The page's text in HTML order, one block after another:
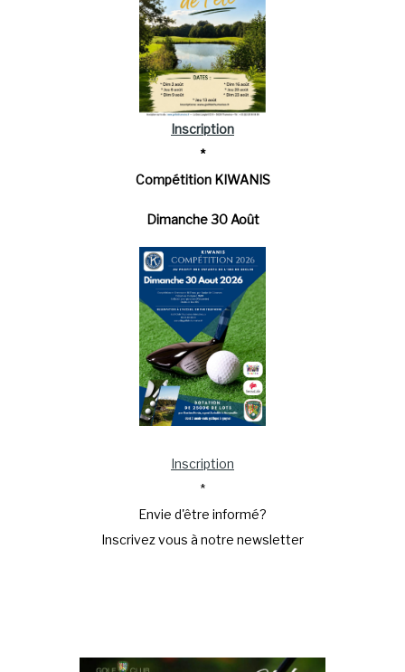
Inscription
*
Compétition KIWANIS
Dimanche 30 Août
Inscription
*
Envie d'être informé?
Inscrivez vous à notre newsletter